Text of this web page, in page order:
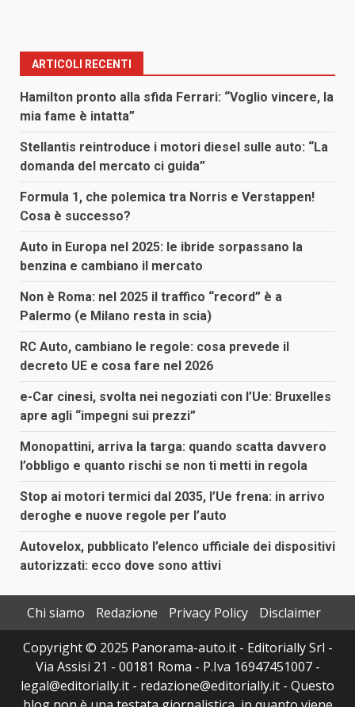
ARTICOLI RECENTI
Hamilton pronto alla sfida Ferrari: “Voglio vincere, la
mia fame è intatta”
Stellantis reintroduce i motori diesel sulle auto: “La
domanda del mercato ci guida”
Formula 1, che polemica tra Norris e Verstappen!
Cosa è successo?
Auto in Europa nel 2025: le ibride sorpassano la
benzina e cambiano il mercato
Non è Roma: nel 2025 il traffico “record” è a
Palermo (e Milano resta in scia)
RC Auto, cambiano le regole: cosa prevede il
decreto UE e cosa fare nel 2026
e-Car cinesi, svolta nei negoziati con l’Ue: Bruxelles
apre agli “impegni sui prezzi”
Monopattini, arriva la targa: quando scatta davvero
l’obbligo e quanto rischi se non ti metti in regola
Stop ai motori termici dal 2035, l’Ue frena: in arrivo
deroghe e nuove regole per l’auto
Autovelox, pubblicato l’elenco ufficiale dei dispositivi
autorizzati: ecco dove sono attivi
Chi siamo Redazione Privacy Policy
Disclaimer
Copyright © 2025 Panorama-auto.it - Editorially Srl -
Via Assisi 21 - 00181 Roma - P.Iva 16947451007 -
legal@editorially.it - redazione@editorially.it - Questo